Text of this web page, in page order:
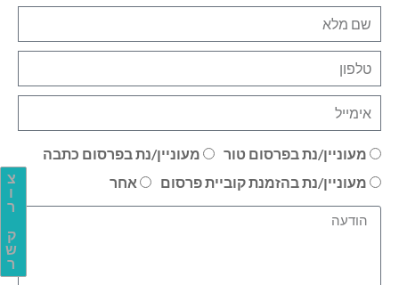
צ
ו
ר
ק
ש
ר
מעוניין/נת בפרסום טור
מעוניין/נת בפרסום כתבה
מעוניין/נת בהזמנת קוביית פרסום
אחר